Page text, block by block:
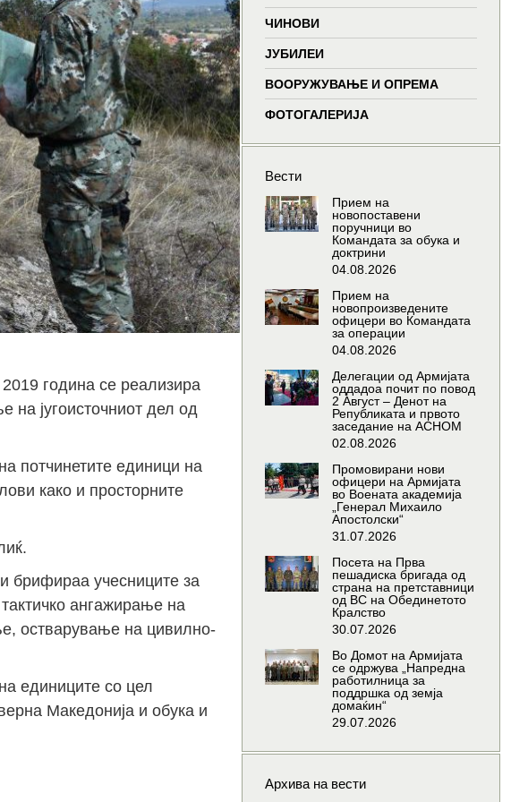
windowwindowwindow
година се реализира
југоисточниот дел од
потчинетите единици на
како и просторните
брифираа учесниците за
ангажирање на
остварување на цивилно-
единиците со цел
Македонија и обука и
ЧИНОВИ
ЈУБИЛЕИ
ВООРУЖУВАЊЕ И ОПРЕМА
ФОТОГАЛЕРИЈА
Вести
Прием на
новопоставени
поручници во
Командата за обука и
доктрини
04.08.2026
Прием на
новопроизведените
офицери во Командата
за операции
04.08.2026
Делегации од Армијата
оддадоа почит по повод
2 Август – Денот на
Републиката и првото
заседание на АСНОМ
02.08.2026
Промовирани нови
офицери на Армијата
во Воената академија
„Генерал Михаило
Апостолски“
31.07.2026
Посета на Прва
пешадиска бригада од
страна на претставници
од ВС на Обединетото
Кралство
30.07.2026
Во Домот на Армијата
се одржува „Напредна
работилница за
поддршка од земја
домаќин“
29.07.2026
Архива на вести